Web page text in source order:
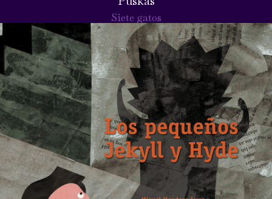
Siete gatos